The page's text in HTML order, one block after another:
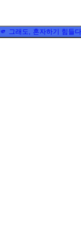
🫵 그래도, 혼자하기 힘들